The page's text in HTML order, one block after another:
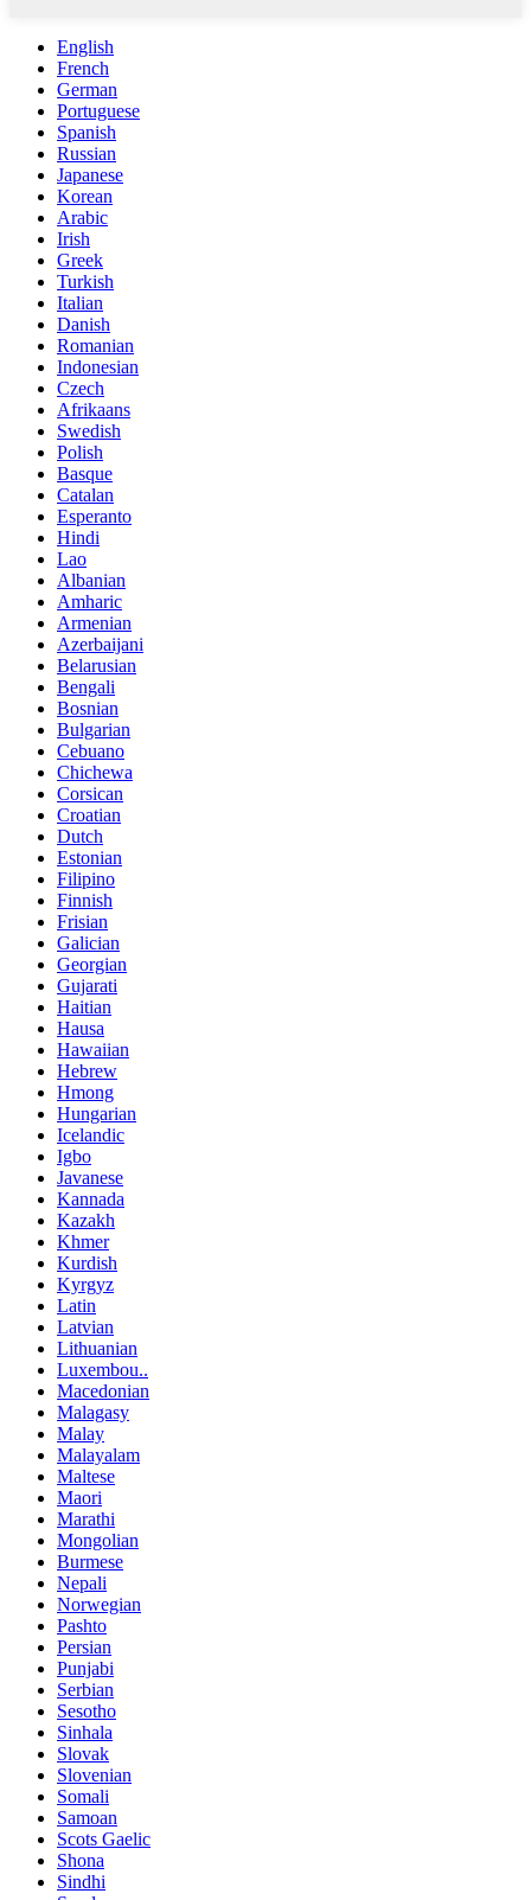
English
French
German
Portuguese
Spanish
Russian
Japanese
Korean
Arabic
Irish
Greek
Turkish
Italian
Danish
Romanian
Indonesian
Czech
Afrikaans
Swedish
Polish
Basque
Catalan
Esperanto
Hindi
Lao
Albanian
Amharic
Armenian
Azerbaijani
Belarusian
Bengali
Bosnian
Bulgarian
Cebuano
Chichewa
Corsican
Croatian
Dutch
Estonian
Filipino
Finnish
Frisian
Galician
Georgian
Gujarati
Haitian
Hausa
Hawaiian
Hebrew
Hmong
Hungarian
Icelandic
Igbo
Javanese
Kannada
Kazakh
Khmer
Kurdish
Kyrgyz
Latin
Latvian
Lithuanian
Luxembou..
Macedonian
Malagasy
Malay
Malayalam
Maltese
Maori
Marathi
Mongolian
Burmese
Nepali
Norwegian
Pashto
Persian
Punjabi
Serbian
Sesotho
Sinhala
Slovak
Slovenian
Somali
Samoan
Scots Gaelic
Shona
Sindhi